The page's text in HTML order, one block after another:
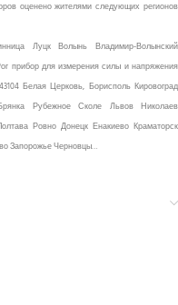
оценено жителями следующих регионов
Луцк Волынь Владимир-Волынский
прибор для измерения силы и напряжения
Белая Церковь, Борисполь Кировоград
Рубежное Сколе Львов Николаев
Ровно Донецк Енакиево Краматорск
Запорожье Черновцы…